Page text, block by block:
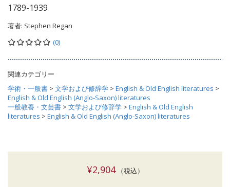
1789-1939
著者: Stephen Regan
(0)
関連カテゴリー
学術・一般書 > 文学および修辞学 > English & Old English literatures >
English & Old English (Anglo-Saxon) literatures
一般教養・文芸書 > 文学および修辞学 > English & Old English
literatures > English & Old English (Anglo-Saxon) literatures
¥2,904（税込）